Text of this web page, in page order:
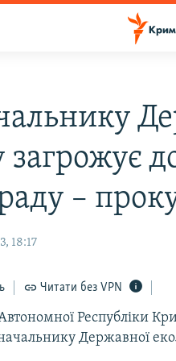
–
18:17
Читати без VPN
Республіки
Державної